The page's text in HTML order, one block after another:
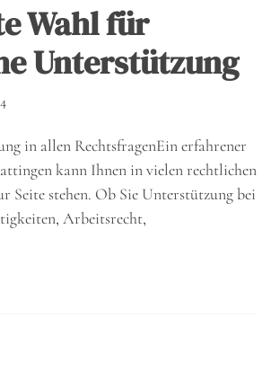
Wahl für
Unterstützung
in allen RechtsfragenEin erfahrener
kann Ihnen in vielen rechtlichen
Seite stehen. Ob Sie Unterstützung bei
Arbeitsrecht,